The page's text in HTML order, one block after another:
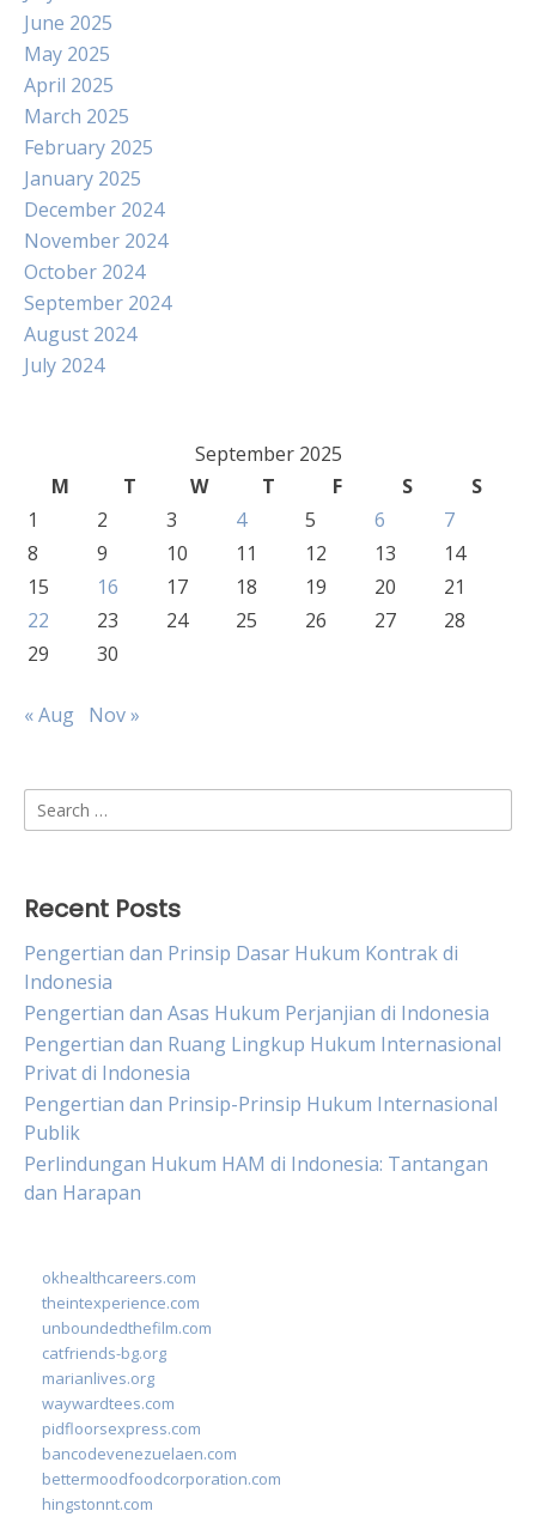
June 2025
May 2025
April 2025
March 2025
February 2025
January 2025
December 2024
November 2024
October 2024
September 2024
August 2024
July 2024
September 2025
M
T W T F S
S
1
2 3 4 5 6
7
8
9 10 11 12 13
14
15
16 17 18 19 20
21
22
23 24 25 26 27
28
29
30
« Aug Nov »
Search
for:
Recent Posts
Pengertian dan Prinsip Dasar Hukum Kontrak di
Indonesia
Pengertian dan Asas Hukum Perjanjian di Indonesia
Pengertian dan Ruang Lingkup Hukum Internasional
Privat di Indonesia
Pengertian dan Prinsip-Prinsip Hukum Internasional
Publik
Perlindungan Hukum HAM di Indonesia: Tantangan
dan Harapan
okhealthcareers.com
theintexperience.com
unboundedthefilm.com
catfriends-bg.org
marianlives.org
waywardtees.com
pidfloorsexpress.com
bancodevenezuelaen.com
bettermoodfoodcorporation.com
hingstonnt.com